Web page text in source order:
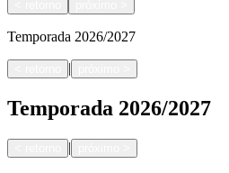
Temporada 2026/2027
|
Temporada 2026/2027
|